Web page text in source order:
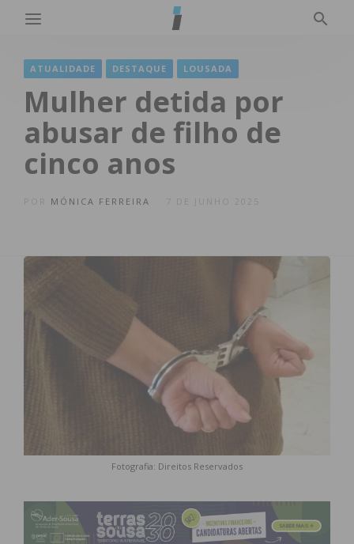
ATUALIDADE DESTAQUE LOUSADA
Mulher detida por
abusar de filho de
cinco anos
MÓNICA FERREIRA 7 DE JUNHO 2025
Fotografia: Direitos Reservados